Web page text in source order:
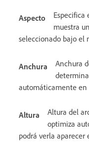
Aspecto
Especifica
muestra
seleccionado bajo el
Anchura
Anchura
automáticamente en
Altura
Altura del
optimiza
podrá verla aparecer